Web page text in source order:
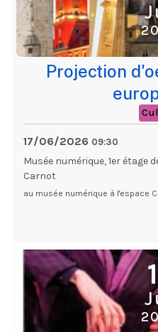
Projection
17/06/2026 09:30
Musée numérique, 1er étage
Carnot
au musée numérique à l'espace